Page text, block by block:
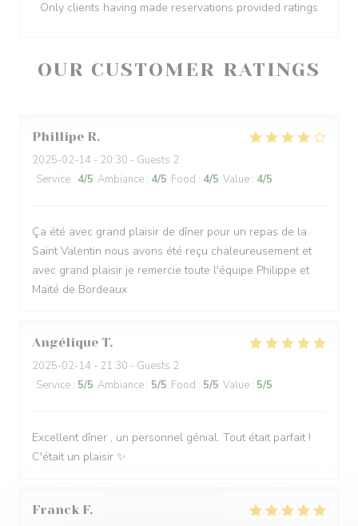
OUR CUSTOMER RATINGS
Phillipe R
2025-02-14 - 20:30 - Guests 2
Service : 4/5 Ambiance : 4/5 Food : 4/5 Value : 4/5
Ça été avec grand plaisir de dîner pour un repas de la
Saint Valentin nous avons été reçu chaleureusement et
avec grand plaisir je remercie toute l'équipe Philippe et
Maïté de Bordeaux
Angélique T
2025-02-14 - 21:30 - Guests 2
Service : 5/5 Ambiance : 5/5 Food : 5/5 Value : 5/5
Excellent dîner , un personnel génial. Tout était parfait !
C'était un plaisir ✨️
Franck F
Only clients having made reservations provided ratings